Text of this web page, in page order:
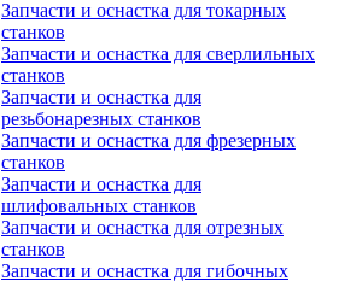
Запчасти и оснастка для токарных
станков
Запчасти и оснастка для сверлильных
станков
Запчасти и оснастка для
резьбонарезных станков
Запчасти и оснастка для фрезерных
станков
Запчасти и оснастка для
шлифовальных станков
Запчасти и оснастка для отрезных
станков
Запчасти и оснастка для гибочных